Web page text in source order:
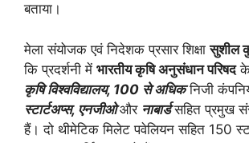
बताया।
मेला संयोजक एवं निदेशक प्रसार शिक्षासुशील
कि प्रदर्शनी में भारतीय कृषि अनुसंधान परिषद
कृषि विश्वविद्यालय, 100 से अधिकनिजी
स्टार्टअप्स, एनजीओ और नाबार्डसहित प्रमुख
हैं। दो थीमेटिक मिलेट पवेलियन सहित 150